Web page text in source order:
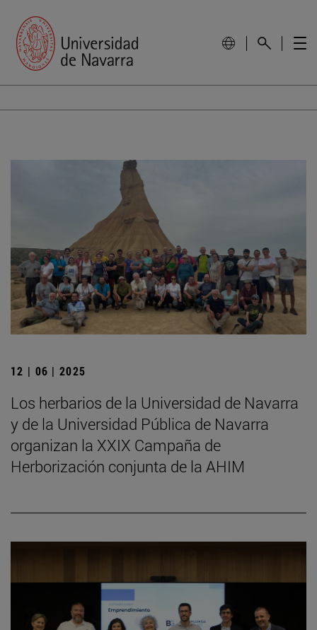
12 | 06 | 2025
Los herbarios de la Universidad de Navarra
y de la Universidad Pública de Navarra
organizan la XXIX Campaña de
Herborización conjunta de la AHIM